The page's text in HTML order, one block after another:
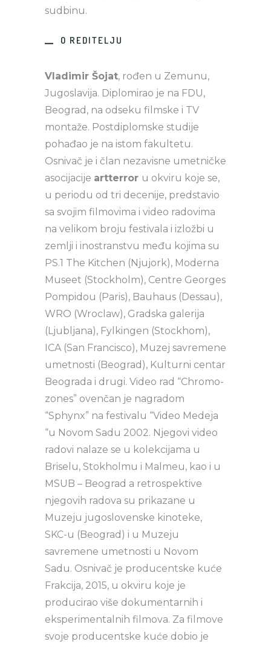
sudbinu.
O REDITELJU
Vladimir Šojat, rođen u Zemunu,
Jugoslavija. Diplomirao je na FDU,
Beograd, na odseku filmske i TV
montaže. Postdiplomske studije
pohađao je na istom fakultetu.
Osnivač je i član nezavisne umetničke
asocijacije artterror u okviru koje se,
u periodu od tri decenije, predstavio
sa svojim filmovima i video radovima
na velikom broju festivala i izložbi u
zemlji i inostranstvu među kojima su
PS.1 The Kitchen (Njujork), Moderna
Museet (Stockholm), Centre Georges
Pompidou (Paris), Bauhaus (Dessau),
WRO (Wroclaw), Gradska galerija
(Ljubljana), Fylkingen (Stockhom),
ICA (San Francisco), Muzej savremene
umetnosti (Beograd), Kulturni centar
Beograda i drugi. Video rad “Chromo-
zones” ovenčan je nagradom
“Sphynx” na festivalu “Video Medeja
“u Novom Sadu 2002. Njegovi video
radovi nalaze se u kolekcijama u
Briselu, Stokholmu i Malmeu, kao i u
MSUB – Beograd a retrospektive
njegovih radova su prikazane u
Muzeju jugoslovenske kinoteke,
SKC-u (Beograd) i u Muzeju
savremene umetnosti u Novom
Sadu. Osnivač je producentske kuće
Frakcija, 2015, u okviru koje je
producirao više dokumentarnih i
eksperimentalnih filmova. Za filmove
svoje producentske kuće dobio je